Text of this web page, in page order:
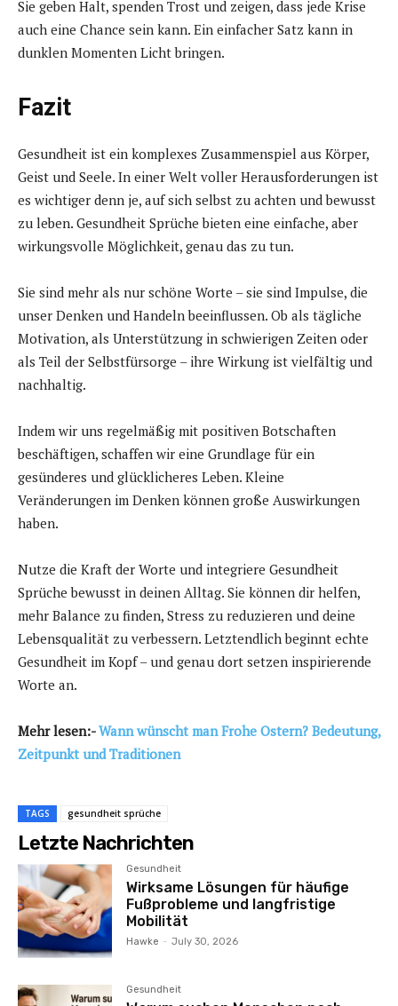
Sie geben Halt, spenden Trost und zeigen, dass jede Krise
auch eine Chance sein kann. Ein einfacher Satz kann in
dunklen Momenten Licht bringen.
Fazit
Gesundheit ist ein komplexes Zusammenspiel aus Körper,
Geist und Seele. In einer Welt voller Herausforderungen ist
es wichtiger denn je, auf sich selbst zu achten und bewusst
zu leben. Gesundheit Sprüche bieten eine einfache, aber
wirkungsvolle Möglichkeit, genau das zu tun.
Sie sind mehr als nur schöne Worte – sie sind Impulse, die
unser Denken und Handeln beeinflussen. Ob als tägliche
Motivation, als Unterstützung in schwierigen Zeiten oder
als Teil der Selbstfürsorge – ihre Wirkung ist vielfältig und
nachhaltig.
Indem wir uns regelmäßig mit positiven Botschaften
beschäftigen, schaffen wir eine Grundlage für ein
gesünderes und glücklicheres Leben. Kleine
Veränderungen im Denken können große Auswirkungen
haben.
Nutze die Kraft der Worte und integriere Gesundheit
Sprüche bewusst in deinen Alltag. Sie können dir helfen,
mehr Balance zu finden, Stress zu reduzieren und deine
Lebensqualität zu verbessern. Letztendlich beginnt echte
Gesundheit im Kopf – und genau dort setzen inspirierende
Worte an.
Mehr lesen:-Wann wünscht man Frohe Ostern? Bedeutung,
Zeitpunkt und Traditionen
TAGS gesundheit sprüche
Letzte Nachrichten
Gesundheit
Wirksame Lösungen für häufige
Fußprobleme und langfristige
Mobilität
Hawke - July 30, 2026
Gesundheit